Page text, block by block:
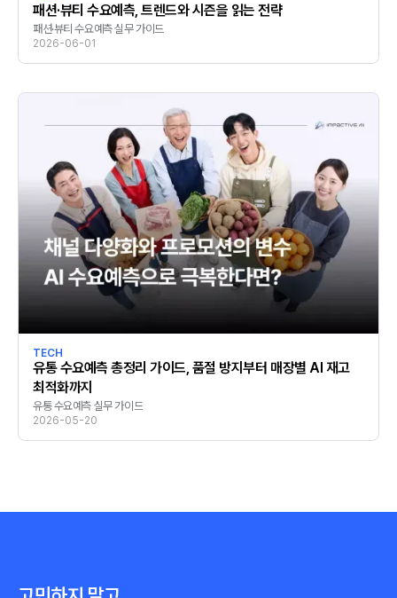
패션·뷰티 수요예측, 트렌드와 시즌을 읽는 전략
패션·뷰티 수요예측 실무 가이드
2026-06-01
TECH
유통 수요예측 총정리 가이드, 품절 방지부터 매장별 AI 재고
최적화까지
유통 수요예측 실무 가이드
2026-05-20